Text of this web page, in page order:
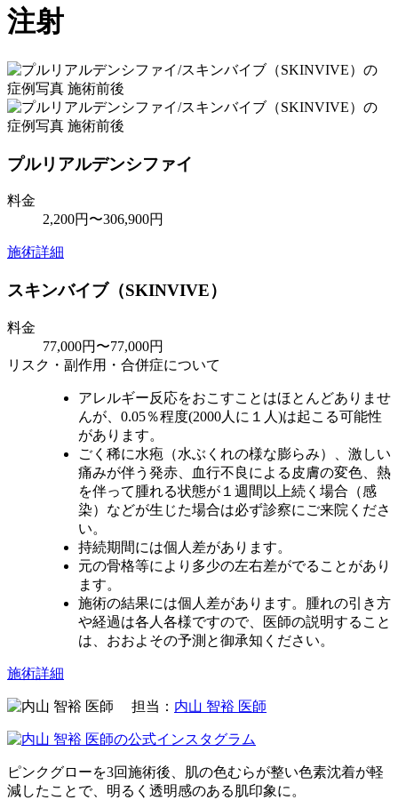
注射
プルリアルデンシファイ
料金
2,200円〜306,900円
施術詳細
スキンバイブ（SKINVIVE）
料金
77,000円〜77,000円
リスク・副作用・合併症について
アレルギー反応をおこすことはほとんどありませ
んが、0.05％程度(2000人に１人)は起こる可能性
があります。
ごく稀に水疱（水ぶくれの様な膨らみ）、激しい
痛みが伴う発赤、血行不良による皮膚の変色、熱
を伴って腫れる状態が１週間以上続く場合（感
染）などが生じた場合は必ず診察にご来院くださ
い。
持続期間には個人差があります。
元の骨格等により多少の左右差がでることがあり
ます。
施術の結果には個人差があります。腫れの引き方
や経過は各人各様ですので、医師の説明すること
は、おおよその予測と御承知ください。
施術詳細
担当： 内山 智裕 医師
ピンクグローを3回施術後、肌の色むらが整い色素沈着が軽
減したことで、明るく透明感のある肌印象に。